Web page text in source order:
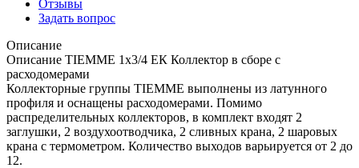
Отзывы
Задать вопрос
Описание
Описание TIEMME 1х3/4 ЕК Коллектор в сборе с
расходомерами
Коллекторные группы TIEMME выполнены из латунного
профиля и оснащены расходомерами. Помимо
распределительных коллекторов, в комплект входят 2
заглушки, 2 воздухоотводчика, 2 сливных крана, 2 шаровых
крана с термометром. Количество выходов варьируется от 2 до
12.